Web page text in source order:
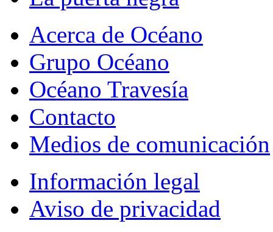
Acerca de Océano
Grupo Océano
Océano Travesía
Contacto
Medios de comunicación
Información legal
Aviso de privacidad